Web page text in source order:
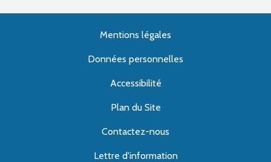
Mentions légales
Données personnelles
Accessibilité
Plan du Site
Contactez-nous
Lettre d'information